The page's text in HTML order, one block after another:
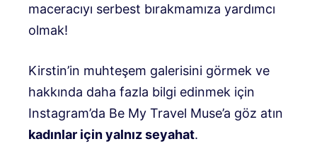
maceracıyı serbest bırakmamıza yardımcı
olmak!
Kirstin’in muhteşem galerisini görmek ve
hakkında daha fazla bilgi edinmek için
Instagram’da Be My Travel Muse’a göz atın
kadınlar için yalnız seyahat.